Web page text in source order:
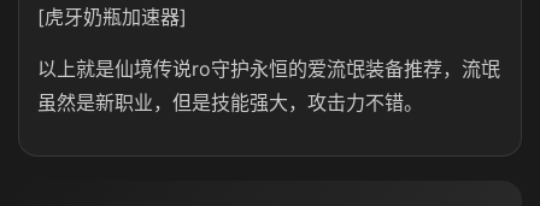
[虎牙奶瓶加速器]
以上就是仙境传说ro守护永恒的爱流氓装备推荐，流氓
虽然是新职业，但是技能强大，攻击力不错。